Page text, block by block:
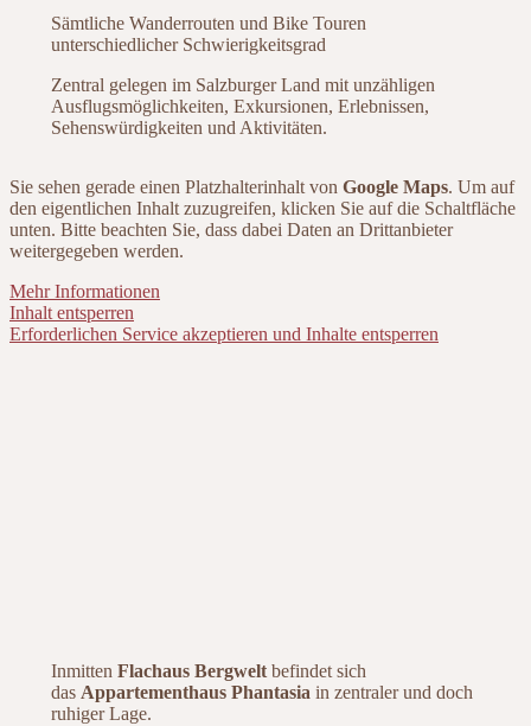
Sämtliche Wanderrouten und Bike Touren
unterschiedlicher Schwierigkeitsgrad
Zentral gelegen im Salzburger Land mit unzähligen
Ausflugsmöglichkeiten, Exkursionen, Erlebnissen,
Sehenswürdigkeiten und Aktivitäten.
Sie sehen gerade einen Platzhalterinhalt von Google Maps. Um auf
den eigentlichen Inhalt zuzugreifen, klicken Sie auf die Schaltfläche
unten. Bitte beachten Sie, dass dabei Daten an Drittanbieter
weitergegeben werden.
Mehr Informationen
Inhalt entsperren
Erforderlichen Service akzeptieren und Inhalte entsperren
Inmitten Flachaus Bergweltbefindet sich
dasAppartementhaus Phantasia in zentraler und doch
ruhiger Lage.